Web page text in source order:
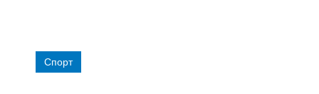
Спорт